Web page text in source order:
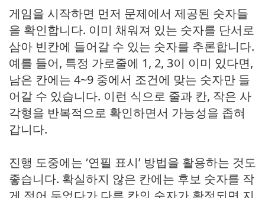
게임을 시작하면 먼저 문제에서 제공된 숫자들
을 확인합니다. 이미 채워져 있는 숫자를 단서로
삼아 빈칸에 들어갈 수 있는 숫자를 추론합니다.
예를 들어, 특정 가로줄에 1, 2, 3이 이미 있다면,
남은 칸에는 4~9 중에서 조건에 맞는 숫자만 들
어갈 수 있습니다. 이런 식으로 줄과 칸, 작은 사
각형을 반복적으로 확인하면서 가능성을 좁혀
갑니다.
진행 도중에는 ‘연필 표시’ 방법을 활용하는 것도
좋습니다. 확실하지 않은 칸에는 후보 숫자를 작